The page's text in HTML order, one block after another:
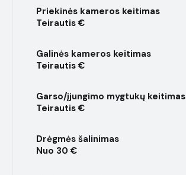
Priekinės kameros keitimas
Teirautis €
Galinės kameros keitimas
Teirautis €
Garso/įjungimo mygtukų keitimas
Teirautis €
Drėgmės šalinimas
Nuo 30 €